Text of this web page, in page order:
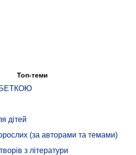
Топ-теми
дітей
(за авторами та темами)
з літератури